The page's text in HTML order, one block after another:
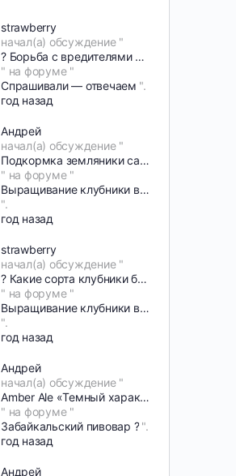
strawberry
начал(а) обсуждение "
?️ Борьба с вредителями сада и огорода — проверенные препараты
" на форуме "
Спрашивали — отвечаем ".
год назад
Андрей
начал(а) обсуждение "
Подкормка земляники садовой
" на форуме "
Выращивание клубники в Забайкалье?
".
год назад
strawberry
начал(а) обсуждение "
? Какие сорта клубники беру в свою зимнюю теплицу — и почему
" на форуме "
Выращивание клубники в Забайкалье?
".
год назад
Андрей
начал(а) обсуждение "
Amber Ale «Темный характер» — идеальный рецепт для домашнего пивоварения
" на форуме "
Забайкальский пивовар ? ".
год назад
Андрей